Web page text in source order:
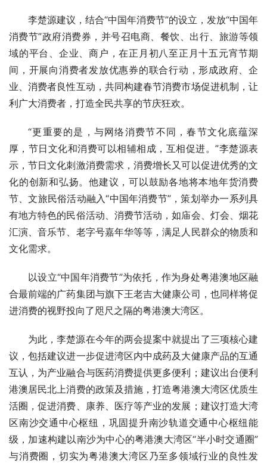
李楚源建议，结合“中国年消费节”的设立，发放“中国年
消费节”政府消费券，并号召电商、餐饮、出行、旅游等领
域的平台、企业、商户，在正月初八至正月十五元宵节期
间，开展向消费者发放优惠券的联合行动，形成政府、企
业、消费者良性互动，共同构建春节消费市场促进机制，让
利广大消费者，打造全民共享的节庆狂欢。
“更重要的是，与网络消费节不同，春节文化底蕴深
厚，节日文化和消费可以相辅相成，互相促进。”李楚源表
示，节日文化刺激消费需求，消费增长又可以促进优秀的文
化的创新和弘扬。他建议，可以鼓励各地将本地年货消费
节、文旅民俗活动融入“中国年消费节”，策划举办一系列具
有地方特色的民俗活动、消费节活动，如庙会、灯会、烟花
汇演、音乐节、老字号嘉年华等等，满足人民群众的物质和
文化需求。
以设立“中国年消费节”为依托，作为身处粤港澳地区融
合最前端的广药集团与旗下王老吉大健康公司，也同样将促
进消费的视野投向了咫尺之隔的粤港澳大湾区。
为此，李楚源在今年的两会提案中就提出了三项核心建
议，包括建议进一步促进湾区内中成药及大健康产品的互通
互认，为产业融合与医药消费提供更多便利；建议出台便利
港澳居民北上消费的政策及措施，打造粤港澳大湾区优质生
活圈，促进消费、康养、医疗等产业的发展；建议打造大湾
区南沙交通中心枢纽，巩固提升南沙轨道交通中心枢纽能
级，加速构建以南沙为中心的粤港澳大湾区“半小时交通圈”
与消费圈，切实为粤港澳大湾区乃至多领域行业的良性发